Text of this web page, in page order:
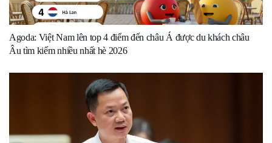
Agoda: Việt Nam lên top 4 điểm đến châu Á được du khách châu
Âu tìm kiếm nhiều nhất hè 2026